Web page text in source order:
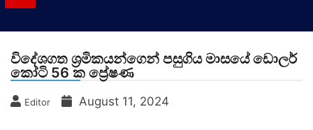
විදේශගත ශ්‍රමිකයන්ගෙන් පසුගිය මාසයේ ඩොලර්
කෝටි 56 ක ප්‍රේෂණ
Editor August 11, 2024